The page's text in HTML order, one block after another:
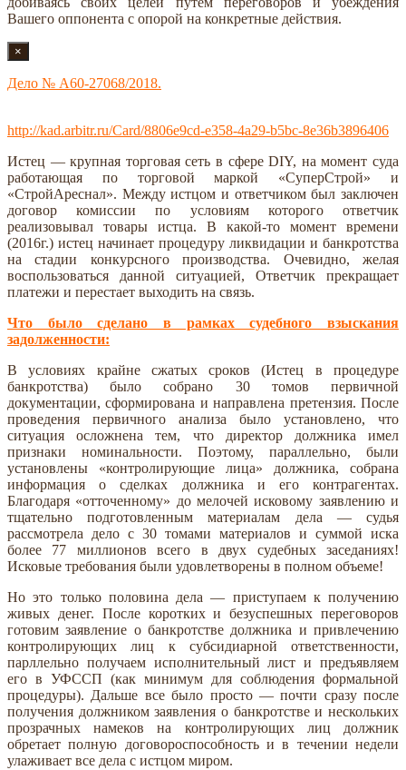
Вашего оппонента с опорой на конкретные действия.
×
Дело № А60-27068/2018.
http://kad.arbitr.ru/Card/8806e9cd-e358-4a29-b5bc-8e36b3896406
Истец — крупная торговая сеть в сфере DIY, на момент суда
работающая по торговой маркой «СуперСтрой» и
«СтройАреснал». Между истцом и ответчиком был заключен
договор комиссии по условиям которого ответчик
реализовывал товары истца. В какой-то момент времени
(2016г.) истец начинает процедуру ликвидации и банкротства
на стадии конкурсного производства. Очевидно, желая
воспользоваться данной ситуацией, Ответчик прекращает
платежи и перестает выходить на связь.
Что было сделано в рамках судебного взыскания
задолженности:
В условиях крайне сжатых сроков (Истец в процедуре
банкротства) было собрано 30 томов первичной
документации, сформирована и направлена претензия. После
проведения первичного анализа было установлено, что
ситуация осложнена тем, что директор должника имел
признаки номинальности. Поэтому, параллельно, были
установлены «контролирующие лица» должника, собрана
информация о сделках должника и его контрагентах.
Благодаря «отточенному» до мелочей исковому заявлению и
тщательно подготовленным материалам дела — судья
рассмотрела дело с 30 томами материалов и суммой иска
более 77 миллионов всего в двух судебных заседаниях!
Исковые требования были удовлетворены в полном объеме!
Но это только половина дела — приступаем к получению
живых денег. После коротких и безуспешных переговоров
готовим заявление о банкротстве должника и привлечению
контролирующих лиц к субсидиарной ответственности,
парллельно получаем исполнительный лист и предъявляем
его в УФССП (как минимум для соблюдения формальной
процедуры). Дальше все было просто — почти сразу после
получения должником заявления о банкротстве и нескольких
прозрачных намеков на контролирующих лиц должник
обретает полную договороспособность и в течении недели
улаживает все дела с истцом миром.